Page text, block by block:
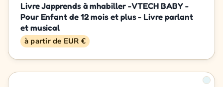
Livre Japprends à mhabiller - VTECH BABY -
Pour Enfant de 12 mois et plus - Livre parlant
et musical
à partir de EUR €